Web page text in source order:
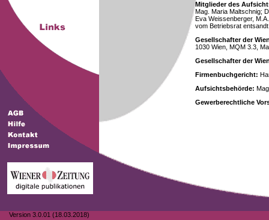
Version 3.0.01 (18.03.2018)
Mitglieder des
Mag. Maria Maltschnig;
Eva Weissenberger,
vom Betriebsrat
Gesellschafter der
1030 Wien, MQM 3.3,
Gesellschafter der
Firmenbuchgericht:
Aufsichtsbehörde:
Gewerberechtliche